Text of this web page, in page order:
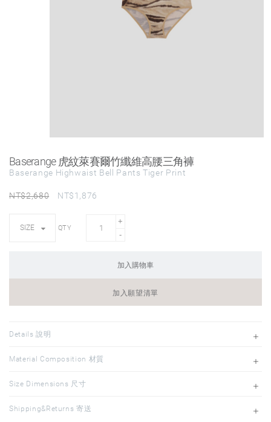
Baserange 虎紋萊賽爾竹纖維高腰三角褲
Baserange Highwaist Bell Pants Tiger Print
NT$2,680 NT$1,876
QTY
加入購物車
加入願望清單
Details 說明
Material Composition 材質
Size Dimensions 尺寸
Shipping&Returns 寄送